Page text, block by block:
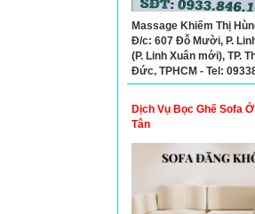
Massage Khiếm Thị
Đ/c: 607 Đỗ Mười, P.
(P. Linh Xuân mới), TP.
Đức, TPHCM - Tel:
Dịch Vụ Bọc Ghế Sofa
Tân